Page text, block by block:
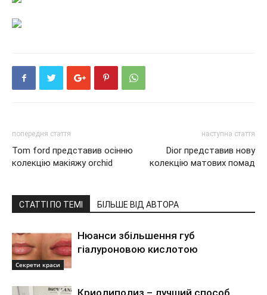
попередня стаття
Tom ford представив осінню
колекцію макіяжу orchid
наступна стаття
Dior представив нову
колекцію матових помад
СТАТТІ ПО ТЕМІ БІЛЬШЕ ВІД АВТОРА
Секрети краси
Нюанси збільшення губ
гіалуроновою кислотою
Криолиполиз – лучший способ